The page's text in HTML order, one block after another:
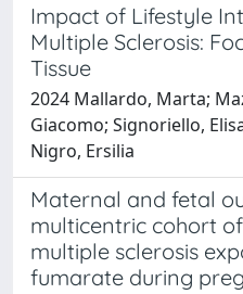
Impact of Lifestyle
Multiple Sclerosis:
Tissue
2024 Mallardo, Marta;
Giacomo; Signoriello,
Nigro, Ersilia
Maternal and fetal
multicentric cohort
multiple sclerosis
fumarate during